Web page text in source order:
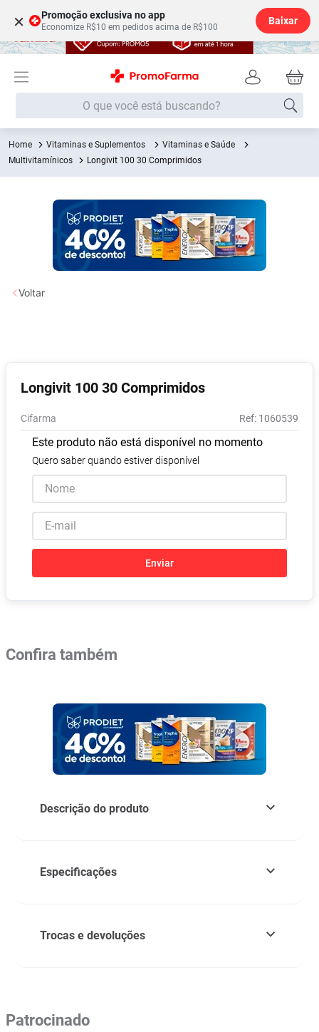
× Promoção exclusiva no app
Economize R$10 em pedidos acima de R$100
Baixar
O que você está buscando?
Vitaminas e Suplementos
Vitaminas e Saúde
Multivitamínicos
Longivit 100 30 Comprimidos
Longivit 100 30 Comprimidos
Cifarma : 1060539
Este produto não está disponível no momento
Quero saber quando estiver disponível
Enviar
Voltar
Confira também
Descrição do produto
Especificações
Trocas e devoluções
Patrocinado
Termos mais buscados
1º Fralda
Medley
Lenço Umedecido
Fralda Xg
Fralda G
6
9º Lavitan
10º Vitamina D